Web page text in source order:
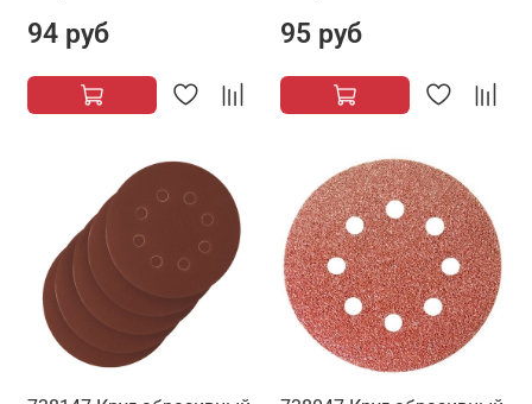
94 руб 95 руб